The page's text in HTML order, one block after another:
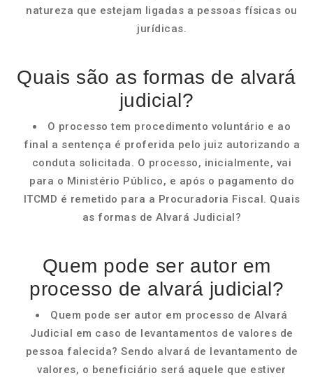
natureza que estejam ligadas a pessoas físicas ou
jurídicas.
Quais são as formas de alvará
judicial?
O processo tem procedimento voluntário e ao
final a sentença é proferida pelo juiz autorizando a
conduta solicitada. O processo, inicialmente, vai
para o Ministério Público, e após o pagamento do
ITCMD é remetido para a Procuradoria Fiscal. Quais
as formas de Alvará Judicial?
Quem pode ser autor em
processo de alvará judicial?
Quem pode ser autor em processo de Alvará
Judicial em caso de levantamentos de valores de
pessoa falecida? Sendo alvará de levantamento de
valores, o beneficiário será aquele que estiver